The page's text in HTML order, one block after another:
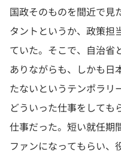
国政そのものを間近で見
タントというか、政策担
ていた。そこで、自治省
ありながらも、しかも日
たないというテンポラリ
どういった仕事をしても
仕事だった。短い就任期
ファンになってもらい、